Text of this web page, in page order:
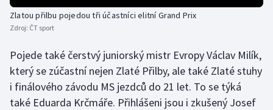
Zlatou přilbu pojedou tři účastníci elitní Grand Prix
Zdroj: ČT sport
Pojede také čerstvý juniorský mistr Evropy Václav Milík,
který se zúčastní nejen Zlaté Přilby, ale také Zlaté stuhy
i finálového závodu MS jezdců do 21 let. To se týká
také Eduarda Krčmáře. Přihlášeni jsou i zkušený Josef